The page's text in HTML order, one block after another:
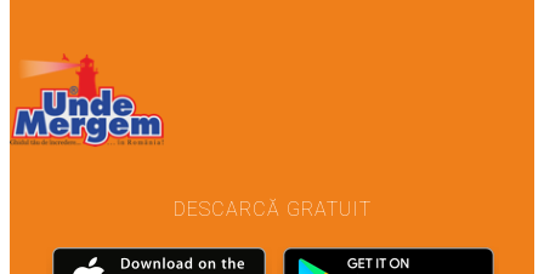
DESCARCĂ GRATUIT